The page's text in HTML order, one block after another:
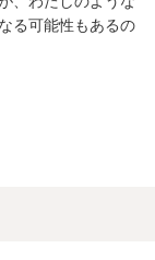
る可能性もあるの